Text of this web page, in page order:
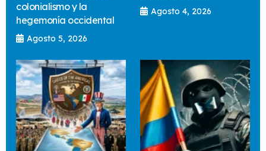
colonialismo y la
hegemonía occidental
Agosto 5, 2026
Agosto 4, 2026